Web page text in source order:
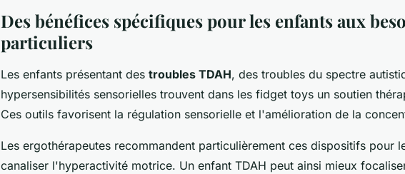
Des bénéfices spécifiques pour les enfants aux
particuliers
Les enfants présentant des troubles TDAH, des troubles du spectre
hypersensibilités sensorielles trouvent dans les fidget toys un soutien
Ces outils favorisent la régulation sensorielle et l'amélioration de la
Les ergothérapeutes recommandent particulièrement ces dispositifs pour
canaliser l'hyperactivité motrice. Un enfant TDAH peut ainsi mieux